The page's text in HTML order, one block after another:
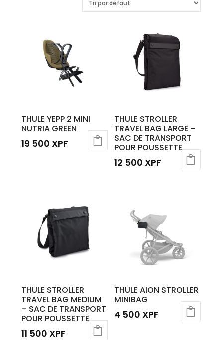
THULE YEPP 2 MINI
NUTRIA GREEN
19 500 XPF
THULE STROLLER
TRAVEL BAG LARGE –
SAC DE TRANSPORT
POUR POUSSETTE
12 500 XPF
THULE STROLLER
TRAVEL BAG MEDIUM
– SAC DE TRANSPORT
POUR POUSSETTE
11 500 XPF
THULE AION STROLLER
MINIBAG
4 500 XPF